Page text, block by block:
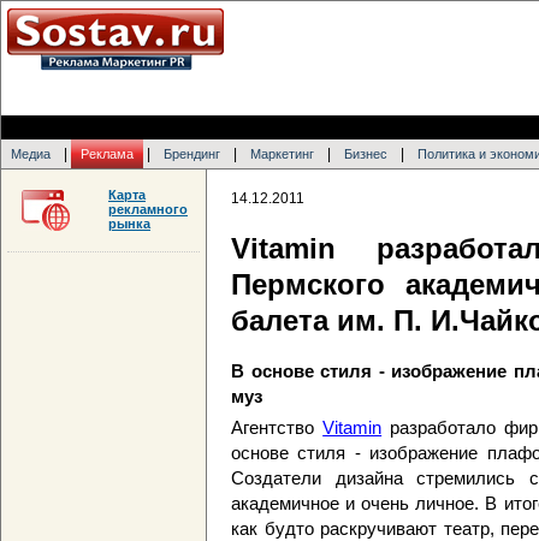
Медиа Реклама Брендинг Маркетинг Бизнес Политика и
14.12.2011
Vitamin
Пермского
балета им. П.
В основе стиля - изображение
муз
АгентствоVitamin разработало
основе стиля - изображение
Создатели дизайна стремились
академичное и очень личное. В
как будто раскручивают театр,
Карта
рекламного
рынка